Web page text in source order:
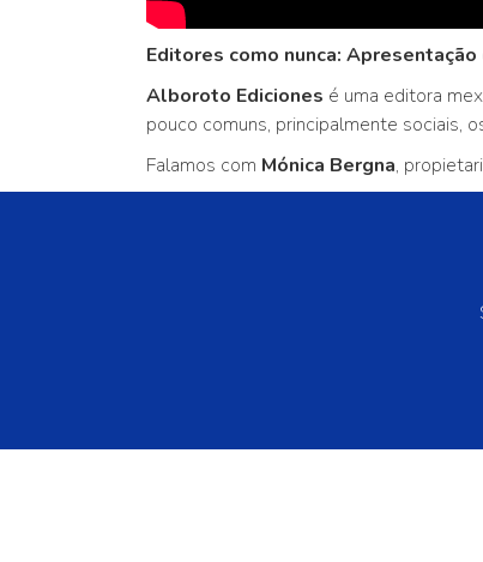
Editores como nunca:
Alboroto Ediciones é uma editora
pouco comuns, principalmente sociais,
Falamos com Mónica Bergna,